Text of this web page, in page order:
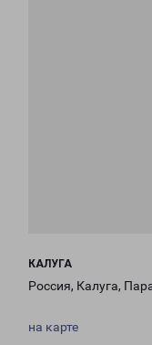
КАЛУГА
Россия, Калуга,
на карте